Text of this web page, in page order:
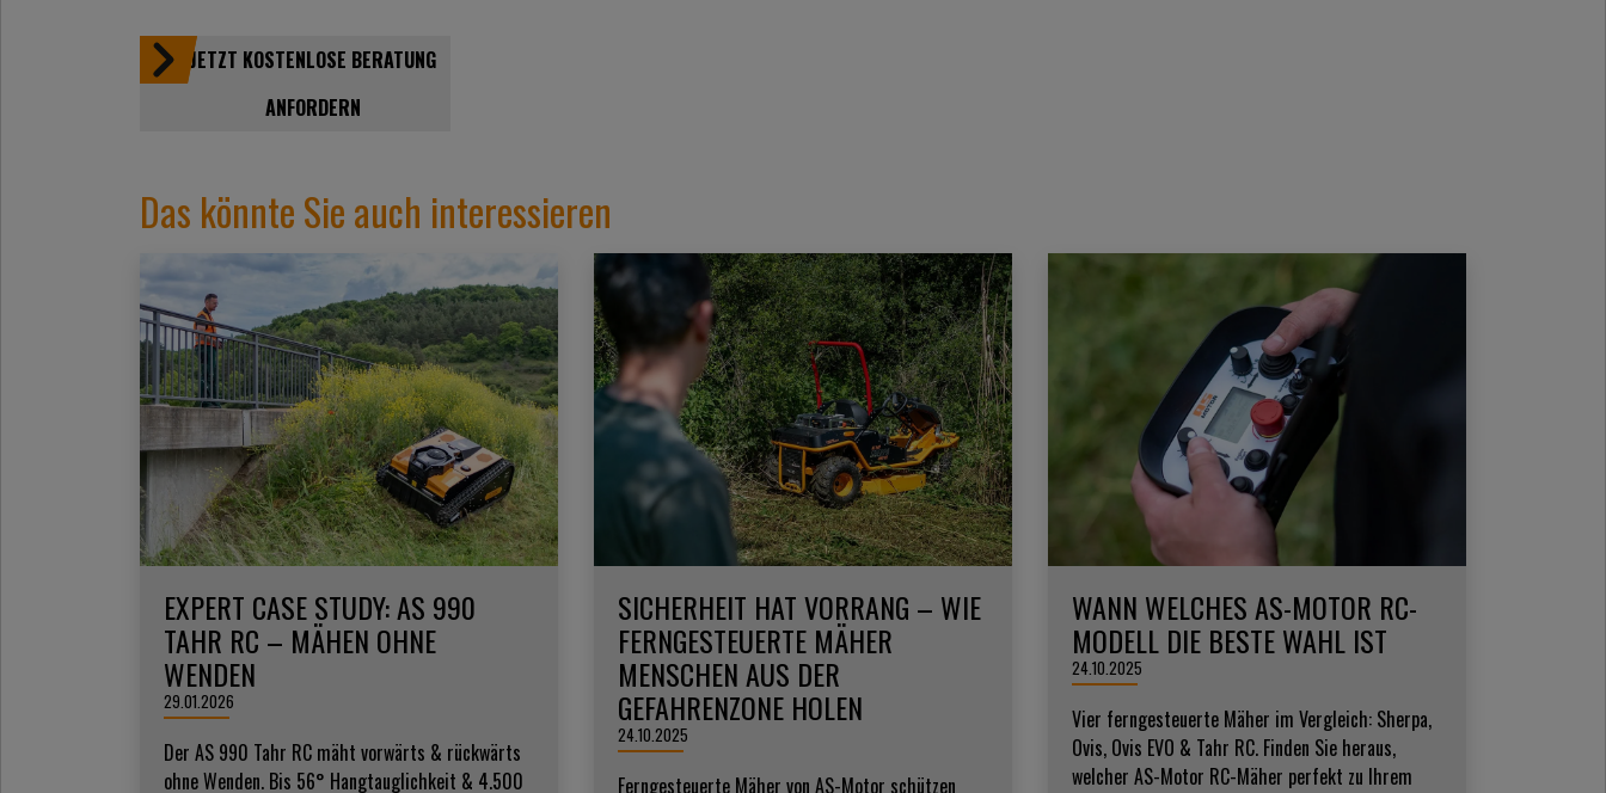
JETZT KOSTENLOSE BERATUNG
ANFORDERN
Das könnte Sie auch interessieren
EXPERT CASE STUDY: AS 990
TAHR RC – MÄHEN OHNE
WENDEN
29.01.2026
Der AS 990 Tahr RC mäht vorwärts & rückwärts
ohne Wenden. Bis 56° Hangtauglichkeit & 4.500
SICHERHEIT HAT VORRANG – WIE
FERNGESTEUERTE MÄHER
MENSCHEN AUS DER
GEFAHRENZONE HOLEN
24.10.2025
Ferngesteuerte Mäher von AS-Motor schützen
WANN WELCHES AS-MOTOR RC-
MODELL DIE BESTE WAHL IST
24.10.2025
Vier ferngesteuerte Mäher im Vergleich: Sherpa,
Ovis, Ovis EVO & Tahr RC. Finden Sie heraus,
welcher AS-Motor RC-Mäher perfekt zu Ihrem